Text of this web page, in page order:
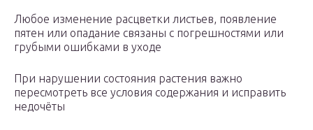
Любое изменение расцветки листьев, появление
пятен или опадание связаны с погрешностями или
грубыми ошибками в уходе
При нарушении состояния растения важно
пересмотреть все условия содержания и исправить
недочёты